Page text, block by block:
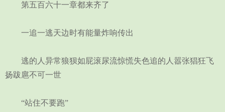
第五百六十一章都来齐了
一追一逃天边时有能量炸响传出
逃的人异常狼狈如屁滚尿流惊慌失色追的人嚣张猖狂飞
扬跋扈不可一世
“站住不要跑”